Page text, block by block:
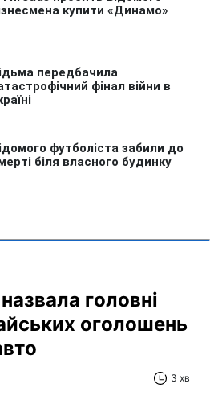
головні
оголошень
3 хв